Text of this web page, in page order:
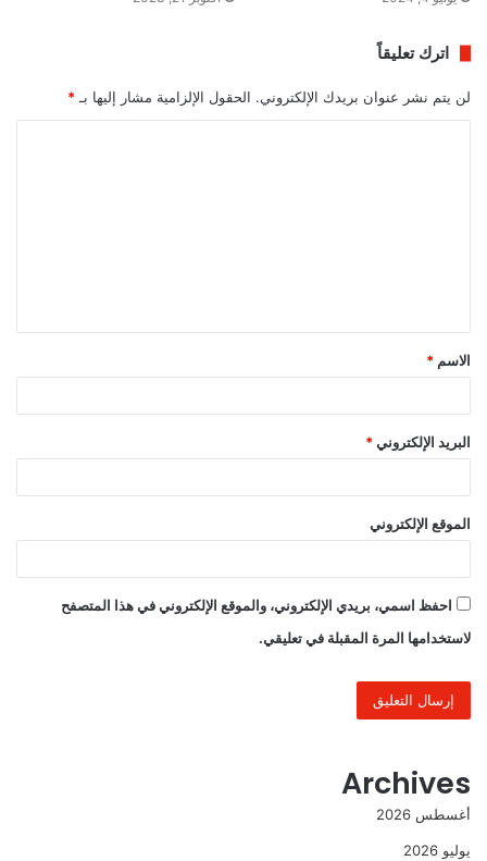
اترك تعليقاً
لن يتم نشر عنوان بريدك الإلكتروني. الحقول الإلزامية مشار إليها بـ *
ق
*
الاسم *
البريد الإلكتروني *
الموقع الإلكتروني
احفظ اسمي، بريدي الإلكتروني، والموقع الإلكتروني في هذا المتصفح
لاستخدامها المرة المقبلة في تعليقي.
Archives
أغسطس 2026
يوليو 2026